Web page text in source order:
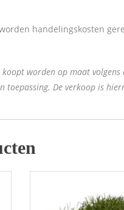
handelingskosten
worden op maat
De verkoop is